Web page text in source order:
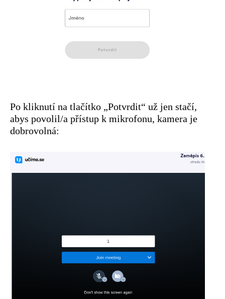
Po kliknutí na tlačítko „Potvrdit“ už jen stačí,
abys povolil/a přístup k mikrofonu, kamera je
dobrovolná: